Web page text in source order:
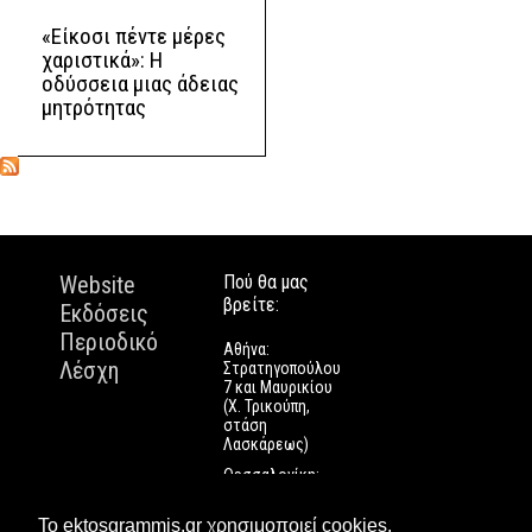
Το ektosgrammis.gr χρησιμοποιεί cookies.
«Είκοσι πέντε μέρες
χαριστικά»: Η
οδύσσεια μιας άδειας
μητρότητας
Website
Εκδόσεις
Περιοδικό
Λέσχη
Πού θα μας
βρείτε:
Αθήνα:
Στρατηγοπούλου
7 και Μαυρικίου
(Χ. Τρικούπη,
στάση
Λασκάρεως)
Θεσσαλονίκη:
Πάτρα: Τριών